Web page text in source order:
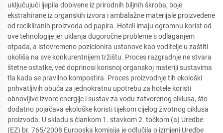
uključujući ljepila dobivene iz prirodnih biljnih škroba, boje
ekstrahirane iz organskih izvora i ambalažne materijale proizvedene
od recikliranih proizvoda od papira. Hoteli imaju ogromnu korist od
ove tehnologije jer uklanja dugoročne probleme s odlaganjem
otpada, a istovremeno pozicionira ustanove kao voditelje u zaštiti
okoliša na sve konkurentnijem tržištu. Proces razgradnje ne stvara
štetne ostatke, već doprinosi korisnoj organskoj materiji sustavima
tla kada se pravilno kompostira. Proces proizvodnje tih ekološki
prihvatljivih obuća za jednokratnu upotrebu za hotele koristi
obnovljive izvore energije i sustav za vodu zatvorenog ciklusa, što
dodatno pojačava ekološke koristi tijekom cijelog životnog ciklusa
proizvoda. U skladu s člankom 1. stavkom 2. točkom (a) Uredbe
(EZ) br. 765/2008 Europska komisija je odlučila o izmjeni Uredbe